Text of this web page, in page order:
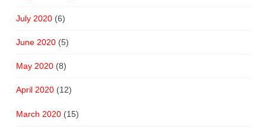
July 2020(6)
June 2020(5)
May 2020(8)
April 2020(12)
March 2020(15)